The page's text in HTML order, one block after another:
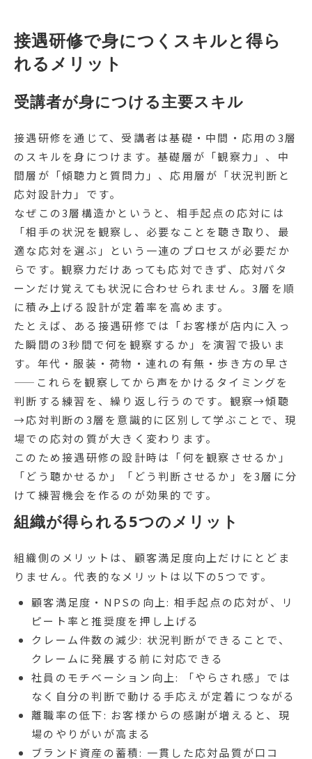
接遇研修で身につくスキルと得ら
れるメリット
受講者が身につける主要スキル
接遇研修を通じて、受講者は基礎・中間・応用の3層
のスキルを身につけます。基礎層が「観察力」、中
間層が「傾聴力と質問力」、応用層が「状況判断と
応対設計力」です。
なぜこの3層構造かというと、相手起点の応対には
「相手の状況を観察し、必要なことを聴き取り、最
適な応対を選ぶ」という一連のプロセスが必要だか
らです。観察力だけあっても応対できず、応対パタ
ーンだけ覚えても状況に合わせられません。3層を順
に積み上げる設計が定着率を高めます。
たとえば、ある接遇研修では「お客様が店内に入っ
た瞬間の3秒間で何を観察するか」を演習で扱いま
す。年代・服装・荷物・連れの有無・歩き方の早さ
——これらを観察してから声をかけるタイミングを
判断する練習を、繰り返し行うのです。観察→傾聴
→応対判断の3層を意識的に区別して学ぶことで、現
場での応対の質が大きく変わります。
このため接遇研修の設計時は「何を観察させるか」
「どう聴かせるか」「どう判断させるか」を3層に分
けて練習機会を作るのが効果的です。
組織が得られる5つのメリット
組織側のメリットは、顧客満足度向上だけにとどま
りません。代表的なメリットは以下の5つです。
顧客満足度・NPSの向上: 相手起点の応対が、リ
ピート率と推奨度を押し上げる
クレーム件数の減少: 状況判断ができることで、
クレームに発展する前に対応できる
社員のモチベーション向上: 「やらされ感」では
なく自分の判断で動ける手応えが定着につながる
離職率の低下: お客様からの感謝が増えると、現
場のやりがいが高まる
ブランド資産の蓄積: 一貫した応対品質が口コ